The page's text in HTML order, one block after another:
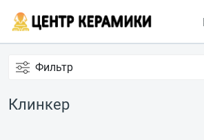
Фильтр
Клинкер